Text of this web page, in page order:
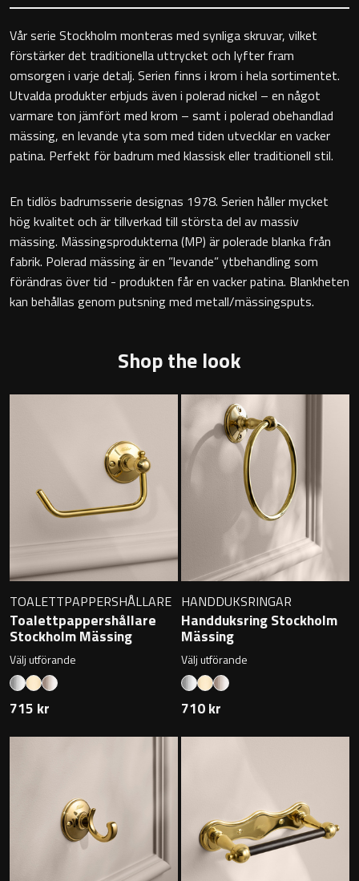
Toalettpappershållare
Krokar
Handduksringar
Badkarshandtag
Duschkorgar
Hyllor
Speglar utan belysning
Toalettborstset
Handtag & knoppar
Övriga badrumstillbehör
Vår serie Stockholm monteras med synliga skruvar, vilket
förstärker det traditionella uttrycket och lyfter fram
omsorgen i varje detalj. Serien finns i krom i hela sortimentet.
Utvalda produkter erbjuds även i polerad nickel – en något
varmare ton jämfört med krom – samt i polerad obehandlad
mässing, en levande yta som med tiden utvecklar en vacker
patina. Perfekt för badrum med klassisk eller traditionell stil.
En tidlös badrumsserie designas 1978. Serien håller mycket
hög kvalitet och är tillverkad till största del av massiv
mässing. Mässingsprodukterna (MP) är polerade blanka från
fabrik. Polerad mässing är en ”levande” ytbehandling som
förändras över tid - produkten får en vacker patina. Blankheten
kan behållas genom putsning med metall/mässingsputs.
Shop the look
TOALETTPAPPERSHÅLLARE
Toalettpappershållare
Stockholm Mässing
Välj utförande
715 kr
HANDDUKSRINGAR
Handduksring Stockholm
Mässing
Välj utförande
710 kr